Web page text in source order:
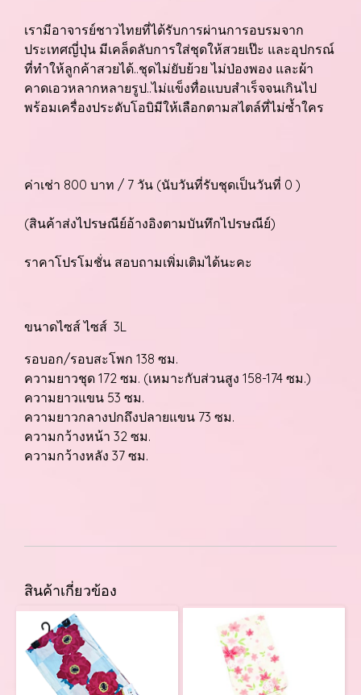
เรามีอาจารย์ชาวไทยที่ได้รับการผ่านการอบรมจาก
ประเทศญี่ปุ่น มีเคล็ดลับการใส่ชุดให้สวยเป๊ะ และอุปกรณ์
ที่ทำให้ลูกค้าสวยได้..ชุดไม่ยับย้วย ไม่ป่องพอง และผ้า
คาดเอวหลากหลายรูป..ไม่แข็งทื่อแบบสำเร็จจนเกินไป
พร้อมเครื่องประดับโอบิมีให้เลือกตามสไตล์ที่ไม่ซ้ำใคร
ค่าเช่า 800 บาท / 7 วัน (นับวันที่รับชุดเป็นวันที่ 0 )
(สินค้าส่งไปรษณีย์อ้างอิงตามบันทึกไปรษณีย์)
ราคาโปรโมชั่น สอบถามเพิ่มเติมได้นะคะ
ขนาดไซส์ ไซส์ 3L
รอบอก/รอบสะโพก 138 ซม.
ความยาวชุด 172 ซม. (เหมาะกับส่วนสูง 158-174 ซม.)
ความยาวแขน 53 ซม.
ความยาวกลางปกถึงปลายแขน 73 ซม.
ความกว้างหน้า 32 ซม.
ความกว้างหลัง 37 ซม.
สินค้าเกี่ยวข้อง